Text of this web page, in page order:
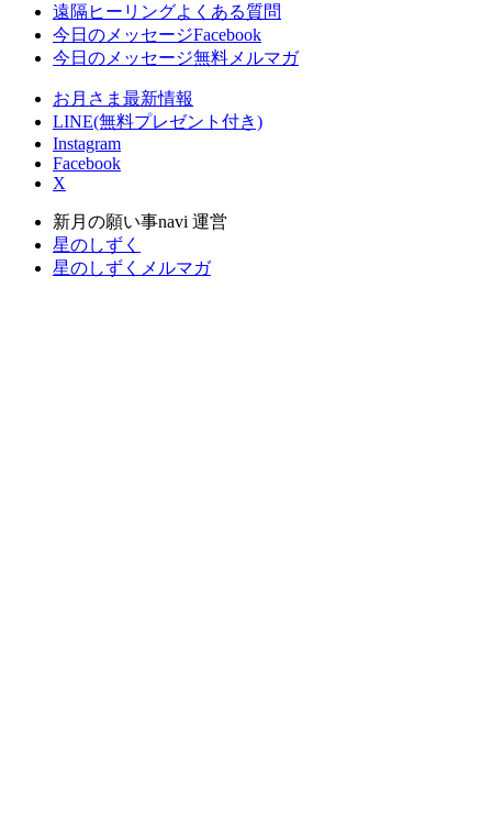
遠隔ヒーリングよくある質問
今日のメッセージFacebook
今日のメッセージ無料メルマガ
お月さま最新情報
LINE(無料プレゼント付き)
Instagram
Facebook
X
新月の願い事navi 運営
星のしずく
星のしずくメルマガ